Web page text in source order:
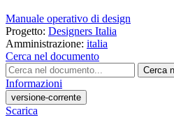
Manuale operativo di design
Progetto: Designers Italia
Amministrazione: italia
Cerca nel documento
Cerca
Informazioni
versione-corrente
Scarica